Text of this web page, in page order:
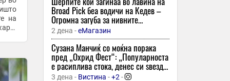
на
Успешен старт на Ѓорческа во
Лајпциг
24 минути -Спорт Клуб
Алкараз се откажа од Мастерсот во
Синсинати
24 минути -Спорт Клуб-
Broad Pick беа водичи на Кедев –
Oгромна загуба за нивните
семејства и за сите нас кои
споделувавме фасцинантни
моменти со нив, вели тој
2 дена -еМагазин
Сузана Манчиќ со моќна порака
пред „Охрид Фест“: „Популарноста
е расиплива стока, денес си ѕвезда,
утре те нема никаде“!
3 дена - Вистина -+2 -